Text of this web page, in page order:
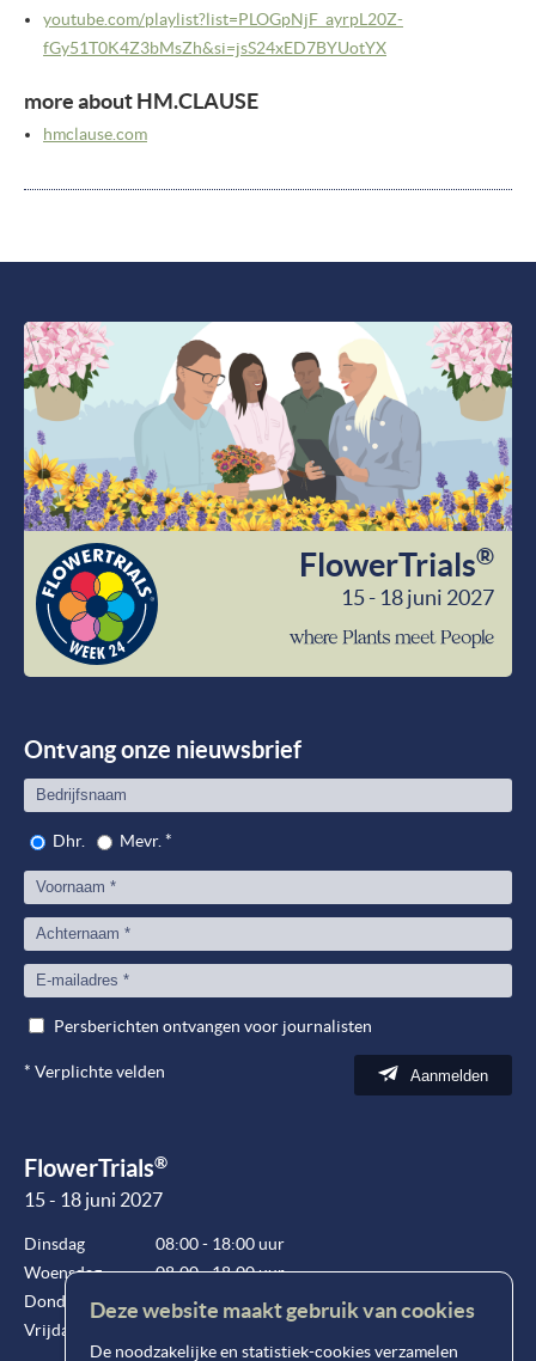
youtube.com/playlist?list=PLOGpNjF_ayrpL20Z-
fGy51T0K4Z3bMsZh&si=jsS24xED7BYUotYX
more about HM.CLAUSE
hmclause.com
FlowerTrials®
15 - 18 juni 2027
Ontvang onze nieuwsbrief
Dhr. Mevr. *
Persberichten ontvangen voor journalisten
* Verplichte velden Aanmelden
FlowerTrials®
15 - 18 juni 2027
Dinsdag
08:00 - 18:00 uur
Woensdag
08:00 - 18:00 uur
Donderdag
08:00 - 18:00 uur
Vrijdag
Deze website maakt gebruik van cookies
De noodzakelijke en statistiek-cookies verzamelen